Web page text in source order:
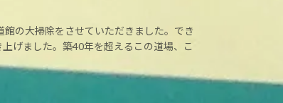
の大掃除をさせていただきました。でき
げました。築40年を超えるこの道場、こ